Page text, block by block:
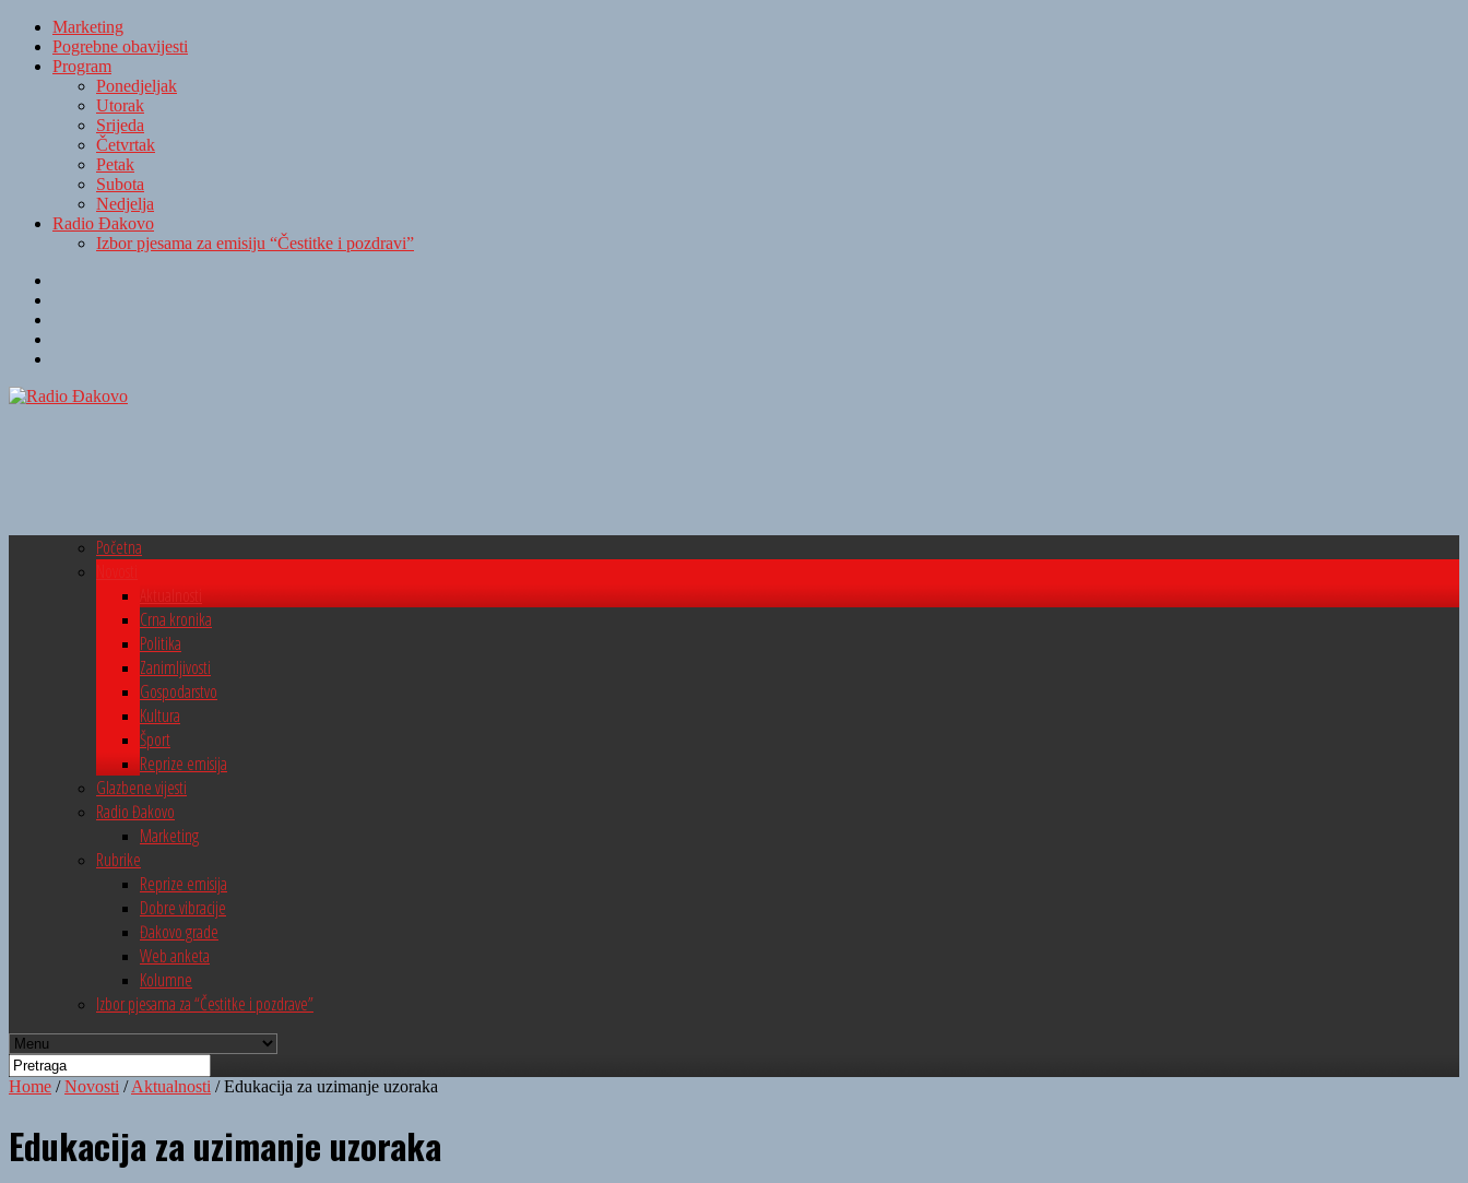
Marketing
Pogrebne obavijesti
Program
Ponedjeljak
Utorak
Srijeda
Četvrtak
Petak
Subota
Nedjelja
Radio Đakovo
Izbor pjesama za emisiju “Čestitke i pozdravi”
Početna
Aktualnosti
Crna kronika
Politika
Zanimljivosti
Gospodarstvo
Kultura
Šport
Reprize emisija
Glazbene vijesti
Radio Đakovo
Marketing
Rubrike
Reprize emisija
Dobre vibracije
Đakovo grade
Web anketa
Kolumne
Izbor pjesama za “Čestitke i pozdrave”
Home /Novosti /Aktualnosti /Edukacija za uzimanje uzoraka
Edukacija za uzimanje uzoraka